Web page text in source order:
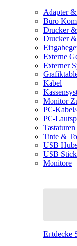
Adapter
Büro
Drucker &
Drucker &
Externe
Externer
Kabel
Monitor
PC-
PC-
Tinte &
USB
USB
Monitore
Entdecke